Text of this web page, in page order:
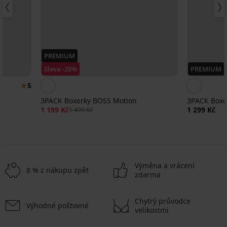
5
PREMIUM
Sleva -20%
3PACK Boxerky BOSS Motion
1 199 Kč1 499 Kč
PREMIUM
3PACK
1 299 Kč
-25 % ALL25
-25 % ALL25
-25 % ALL25
Výprodej -50%
LIMITED Výprodej -50%
-25 % ALL25
-25 % ALL25
8 % z nákupu zpět
Výměna a vrácení
zdarma
Výhodné poštovné
Chytrý průvodce
velikostmi